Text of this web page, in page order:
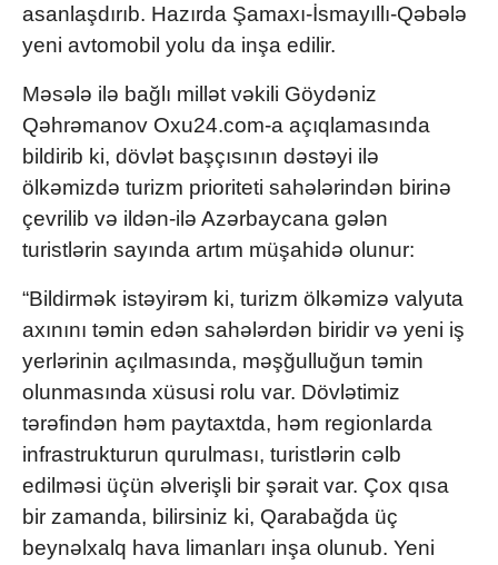
asanlaşdırıb. Hazırda Şamaxı-İsmayıllı-Qəbələ
yeni avtomobil yolu da inşa edilir.
Məsələ ilə bağlı millət vəkili Göydəniz
Qəhrəmanov Oxu24.com-a açıqlamasında
bildirib ki, dövlət başçısının dəstəyi ilə
ölkəmizdə turizm prioriteti sahələrindən birinə
çevrilib və ildən-ilə Azərbaycana gələn
turistlərin sayında artım müşahidə olunur:
“Bildirmək istəyirəm ki, turizm ölkəmizə valyuta
axınını təmin edən sahələrdən biridir və yeni iş
yerlərinin açılmasında, məşğulluğun təmin
olunmasında xüsusi rolu var. Dövlətimiz
tərəfindən həm paytaxtda, həm regionlarda
infrastrukturun qurulması, turistlərin cəlb
edilməsi üçün əlverişli bir şərait var. Çox qısa
bir zamanda, bilirsiniz ki, Qarabağda üç
beynəlxalq hava limanları inşa olunub. Yeni